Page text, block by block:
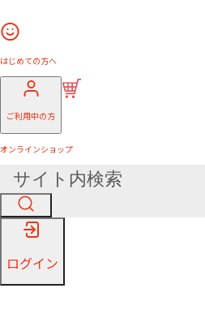
はじめての方へ
ご利用中の方
オンラインショップ
ログイン